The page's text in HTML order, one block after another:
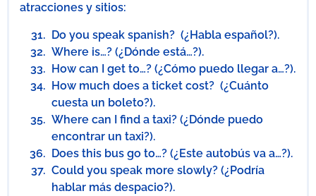
atracciones y sitios:
Do you speak spanish? (¿Habla español?).
Where is…? (¿Dónde está…?).
How can I get to…? (¿Cómo puedo llegar a…?).
How much does a ticket cost? (¿Cuánto
cuesta un boleto?).
Where can I find a taxi? (¿Dónde puedo
encontrar un taxi?).
Does this bus go to…? (¿Este autobús va a…?).
Could you speak more slowly? (¿Podría
hablar más despacio?).